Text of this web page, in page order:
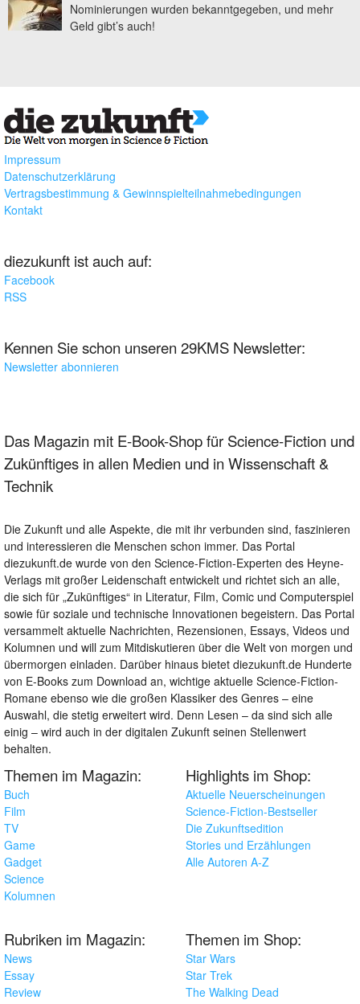
Nominierungen wurden bekanntgegeben, und mehr
Geld gibt’s auch!
Impressum
Datenschutzerklärung
Vertragsbestimmung & Gewinnspielteilnahmebedingungen
Kontakt
diezukunft ist auch auf:
Facebook
RSS
Kennen Sie schon unseren 29KMS Newsletter:
Newsletter abonnieren
Das Magazin mit E-Book-Shop für Science-Fiction und
Zukünftiges in allen Medien und in Wissenschaft &
Technik
Die Zukunft und alle Aspekte, die mit ihr verbunden sind, faszinieren
und interessieren die Menschen schon immer. Das Portal
diezukunft.de wurde von den Science-Fiction-Experten des Heyne-
Verlags mit großer Leidenschaft entwickelt und richtet sich an alle,
die sich für „Zukünftiges“ in Literatur, Film, Comic und Computerspiel
sowie für soziale und technische Innovationen begeistern. Das Portal
versammelt aktuelle Nachrichten, Rezensionen, Essays, Videos und
Kolumnen und will zum Mitdiskutieren über die Welt von morgen und
übermorgen einladen. Darüber hinaus bietet diezukunft.de Hunderte
von E-Books zum Download an, wichtige aktuelle Science-Fiction-
Romane ebenso wie die großen Klassiker des Genres – eine
Auswahl, die stetig erweitert wird. Denn Lesen – da sind sich alle
einig – wird auch in der digitalen Zukunft seinen Stellenwert
behalten.
Themen im Magazin:
Buch
Film
TV
Game
Gadget
Science
Kolumnen
Highlights im Shop:
Aktuelle Neuerscheinungen
Science-Fiction-Bestseller
Die Zukunftsedition
Stories und Erzählungen
Alle Autoren A-Z
Rubriken im Magazin:
News
Essay
Review
Themen im Shop:
Star Wars
Star Trek
The Walking Dead